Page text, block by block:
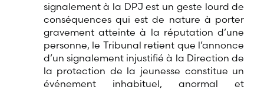
signalement à la DPJ est un geste lourd de
conséquences qui est de nature à porter
gravement atteinte à la réputation d’une
personne, le Tribunal retient que l’annonce
d’un signalement injustifié à la Direction de
la protection de la jeunesse constitue un
événement inhabituel, anormal et